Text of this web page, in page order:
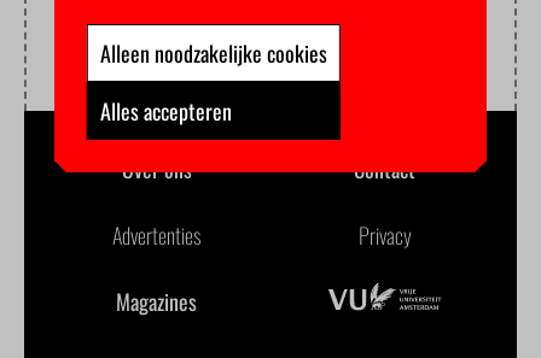
Over ons Contact
Advertenties Privacy
Magazines
Alleen noodzakelijke cookies
Alles accepteren